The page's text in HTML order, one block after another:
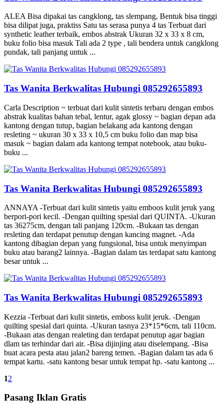
ALEA Bisa dipakai tas cangklong, tas slempang, Bentuk bisa tinggi
bisa dilipat juga, praktiss Satu tas serasa punya 4 tas Terbuat dari
synthetic leather terbaik, embos abstrak Ukuran 32 x 33 x 8 cm,
buku folio bisa masuk Tali ada 2 type , tali bendera untuk cangklong
pundak, tali panjang untuk ...
Tas Wanita Berkwalitas Hubungi 085292655893
Carla Description ~ terbuat dari kulit sintetis terbaru dengan embos
abstrak kualitas bahan tebal, lentur, agak glossy ~ bagian depan ada
kantong dengan tutup, bagian belakang ada kantong dengan
resleting ~ ukuran 30 x 33 x 10,5 cm buku folio dan map bisa
masuk ~ bagian dalam ada kantong tempat notebook, atau buku-
buku ...
Tas Wanita Berkwalitas Hubungi 085292655893
ANNAYA -Terbuat dari kulit sintetis yaitu emboos kulit jeruk yang
berpori-pori kecil. -Dengan quilting spesial dari QUINTA. -Ukuran
tas 36275cm, dengan tali panjang 120cm. -Bukaan tas dengan
resleting dan terdapat penutup dengan kancing magnet. -Ada
kantong dibagian depan yang fungsional, bisa untuk menyimpan
buku atau barang2 lainnya. -Bagian dalam tas terdapat satu kantong
besar untuk ...
Tas Wanita Berkwalitas Hubungi 085292655893
Kezzia -Terbuat dari kulit sintetis, emboss kulit jeruk. -Dengan
quilting spesial dari quinta. -Ukuran tasnya 23*15*6cm, tali 110cm.
-Bukaan atas dengan realeting dan terdapat penutup agar bagian
dlam tas terhindar dari air. -Bisa dijinjing atau diselempang. -Bisa
buat acara pesta atau jalan2 bareng temen. -Bagian dalam tas ada 6
tempat kartu. -satu kantong besar untuk tempat hp. -satu kantong ...
12
Pasang Iklan Gratis